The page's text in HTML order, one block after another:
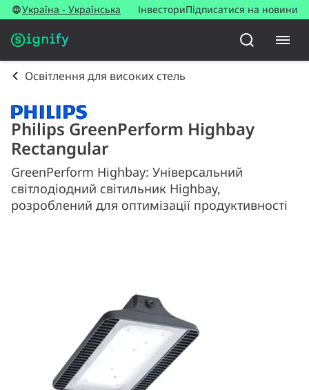
Україна - Українська ІнвесториПідписатися на новини
Освітлення для високих стель
Philips GreenPerform Highbay
Rectangular
GreenPerform Highbay: Універсальний
світлодіодний світильник Highbay,
розроблений для оптимізації продуктивності